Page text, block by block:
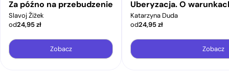
Za późno na przebudzenie
Slavoj Žižek
od24,95zł
Zobacz
Uberyzacja. O
Katarzyna Duda
od24,95zł
Zobacz